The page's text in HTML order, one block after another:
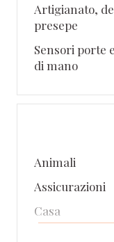
Artigianato,
presepe
Sensori porte
di mano
Animali
Assicurazioni
Casa